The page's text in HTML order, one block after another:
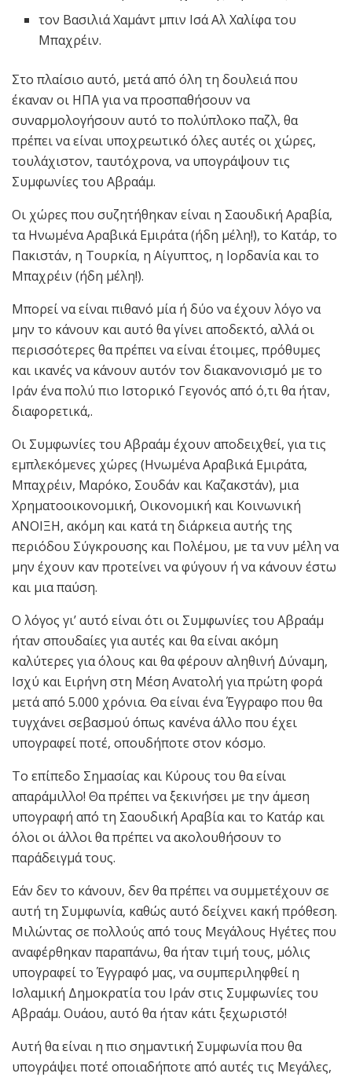
τον Βασιλιά Χαμάντ μπιν Ισά Αλ Χαλίφα του
Μπαχρέιν.
Στο πλαίσιο αυτό, μετά από όλη τη δουλειά που
έκαναν οι ΗΠΑ για να προσπαθήσουν να
συναρμολογήσουν αυτό το πολύπλοκο παζλ, θα
πρέπει να είναι υποχρεωτικό όλες αυτές οι χώρες,
τουλάχιστον, ταυτόχρονα, να υπογράψουν τις
Συμφωνίες του Αβραάμ.
Οι χώρες που συζητήθηκαν είναι η Σαουδική Αραβία,
τα Ηνωμένα Αραβικά Εμιράτα (ήδη μέλη!), το Κατάρ, το
Πακιστάν, η Τουρκία, η Αίγυπτος, η Ιορδανία και το
Μπαχρέιν (ήδη μέλη!).
Μπορεί να είναι πιθανό μία ή δύο να έχουν λόγο να
μην το κάνουν και αυτό θα γίνει αποδεκτό, αλλά οι
περισσότερες θα πρέπει να είναι έτοιμες, πρόθυμες
και ικανές να κάνουν αυτόν τον διακανονισμό με το
Ιράν ένα πολύ πιο Ιστορικό Γεγονός από ό,τι θα ήταν,
διαφορετικά,.
Οι Συμφωνίες του Αβραάμ έχουν αποδειχθεί, για τις
εμπλεκόμενες χώρες (Ηνωμένα Αραβικά Εμιράτα,
Μπαχρέιν, Μαρόκο, Σουδάν και Καζακστάν), μια
Χρηματοοικονομική, Οικονομική και Κοινωνική
ΑΝΟΙΞΗ, ακόμη και κατά τη διάρκεια αυτής της
περιόδου Σύγκρουσης και Πολέμου, με τα νυν μέλη να
μην έχουν καν προτείνει να φύγουν ή να κάνουν έστω
και μια παύση.
Ο λόγος γι’ αυτό είναι ότι οι Συμφωνίες του Αβραάμ
ήταν σπουδαίες για αυτές και θα είναι ακόμη
καλύτερες για όλους και θα φέρουν αληθινή Δύναμη,
Ισχύ και Ειρήνη στη Μέση Ανατολή για πρώτη φορά
μετά από 5.000 χρόνια. Θα είναι ένα Έγγραφο που θα
τυγχάνει σεβασμού όπως κανένα άλλο που έχει
υπογραφεί ποτέ, οπουδήποτε στον κόσμο.
Το επίπεδο Σημασίας και Κύρους του θα είναι
απαράμιλλο! Θα πρέπει να ξεκινήσει με την άμεση
υπογραφή από τη Σαουδική Αραβία και το Κατάρ και
όλοι οι άλλοι θα πρέπει να ακολουθήσουν το
παράδειγμά τους.
Εάν δεν το κάνουν, δεν θα πρέπει να συμμετέχουν σε
αυτή τη Συμφωνία, καθώς αυτό δείχνει κακή πρόθεση.
Μιλώντας σε πολλούς από τους Μεγάλους Ηγέτες που
αναφέρθηκαν παραπάνω, θα ήταν τιμή τους, μόλις
υπογραφεί το Έγγραφό μας, να συμπεριληφθεί η
Ισλαμική Δημοκρατία του Ιράν στις Συμφωνίες του
Αβραάμ. Ουάου, αυτό θα ήταν κάτι ξεχωριστό!
Αυτή θα είναι η πιο σημαντική Συμφωνία που θα
υπογράψει ποτέ οποιαδήποτε από αυτές τις Μεγάλες,